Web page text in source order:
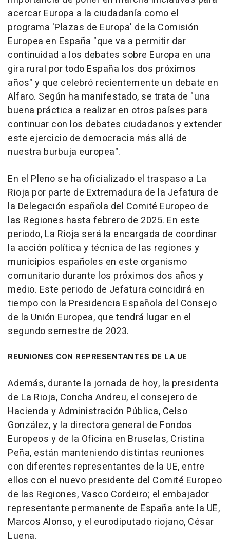
acercar Europa a la ciudadanía como el
programa 'Plazas de Europa' de la Comisión
Europea en España "que va a permitir dar
continuidad a los debates sobre Europa en una
gira rural por todo España los dos próximos
años" y que celebró recientemente un debate en
Alfaro. Según ha manifestado, se trata de "una
buena práctica a realizar en otros países para
continuar con los debates ciudadanos y extender
este ejercicio de democracia más allá de
nuestra burbuja europea".
En el Pleno se ha oficializado el traspaso a La
Rioja por parte de Extremadura de la Jefatura de
la Delegación española del Comité Europeo de
las Regiones hasta febrero de 2025. En este
periodo, La Rioja será la encargada de coordinar
la acción política y técnica de las regiones y
municipios españoles en este organismo
comunitario durante los próximos dos años y
medio. Este periodo de Jefatura coincidirá en
tiempo con la Presidencia Española del Consejo
de la Unión Europea, que tendrá lugar en el
segundo semestre de 2023.
REUNIONES CON REPRESENTANTES DE LA UE
Además, durante la jornada de hoy, la presidenta
de La Rioja, Concha Andreu, el consejero de
Hacienda y Administración Pública, Celso
González, y la directora general de Fondos
Europeos y de la Oficina en Bruselas, Cristina
Peña, están manteniendo distintas reuniones
con diferentes representantes de la UE, entre
ellos con el nuevo presidente del Comité Europeo
de las Regiones, Vasco Cordeiro; el embajador
representante permanente de España ante la UE,
Marcos Alonso, y el eurodiputado riojano, César
Luena.